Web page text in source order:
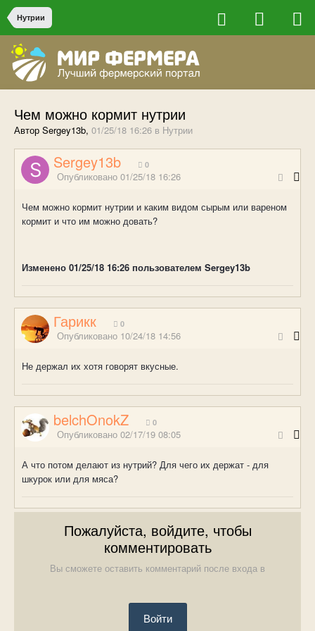
Нутрии
Чем можно кормит нутрии
Автор Sergey13b, 01/25/18 16:26 в Нутрии
Sergey13b 0
Опубликовано 01/25/18 16:26
Чем можно кормит нутрии и каким видом сырым или вареном
кормит и что им можно довать?
Изменено 01/25/18 16:26 пользователем Sergey13b
Гарикк 0
Опубликовано 10/24/18 14:56
Не держал их хотя говорят вкусные.
belchOnokZ 0
Опубликовано 02/17/19 08:05
А что потом делают из нутрий? Для чего их держат - для
шкурок или для мяса?
Пожалуйста, войдите, чтобы
комментировать
Вы сможете оставить комментарий после входа в
Войти